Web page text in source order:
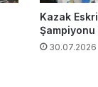
Kazak
Şampiyonu
30.07.2026